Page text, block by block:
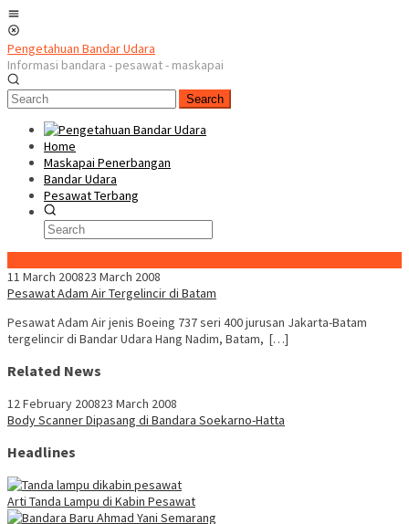
Skip
to
content
Pengetahuan Bandar Udara
Informasi bandara - pesawat - maskapai
Search
Home
Maskapai Penerbangan
Bandar Udara
Pesawat Terbang
11 March 200823 March 2008
Pesawat Adam Air Tergelincir di Batam
Pesawat Adam Air jenis Boeing 737 seri 400 jurusan Jakarta-Batam
tergelincir di Bandar Udara Hang Nadim, Batam, […]
Related News
12 February 200823 March 2008
Body Scanner Dipasang di Bandara Soekarno-Hatta
Headlines
Arti Tanda Lampu di Kabin Pesawat